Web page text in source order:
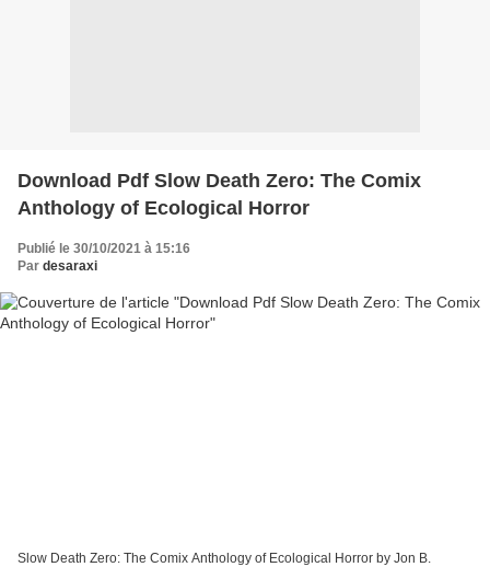
Download Pdf Slow Death Zero: The Comix
Anthology of Ecological Horror
Publié le 30/10/2021 à 15:16
Par desaraxi
Slow Death Zero: The Comix Anthology of Ecological Horror by Jon B.